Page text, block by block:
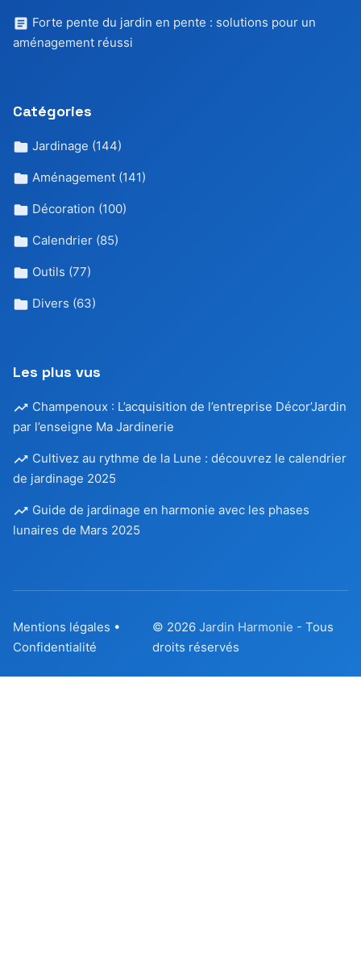
Forte pente du jardin en pente : solutions pour un
aménagement réussi
Catégories
Jardinage (144)
Aménagement (141)
Décoration (100)
Calendrier (85)
Outils (77)
Divers (63)
Les plus vus
Champenoux : L’acquisition de l’entreprise Décor’Jardin
par l’enseigne Ma Jardinerie
Cultivez au rythme de la Lune : découvrez le calendrier
de jardinage 2025
Guide de jardinage en harmonie avec les phases
lunaires de Mars 2025
Mentions légales •
Confidentialité
© 2026Jardin Harmonie - Tous
droits réservés